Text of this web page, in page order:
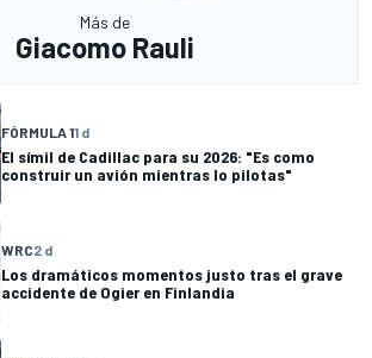
Más de
Giacomo Rauli
FÓRMULA 11 d
El símil de Cadillac para su 2026: "Es como
construir un avión mientras lo pilotas"
WRC2 d
Los dramáticos momentos justo tras el grave
accidente de Ogier en Finlandia